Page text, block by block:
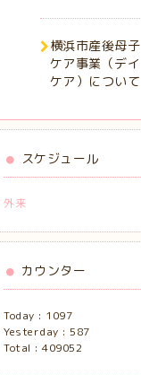
横浜市産後母子
ケア事業（デイ
ケア）について
スケジュール
外来
カウンター
Today : 1097
Yesterday : 587
Total : 409052